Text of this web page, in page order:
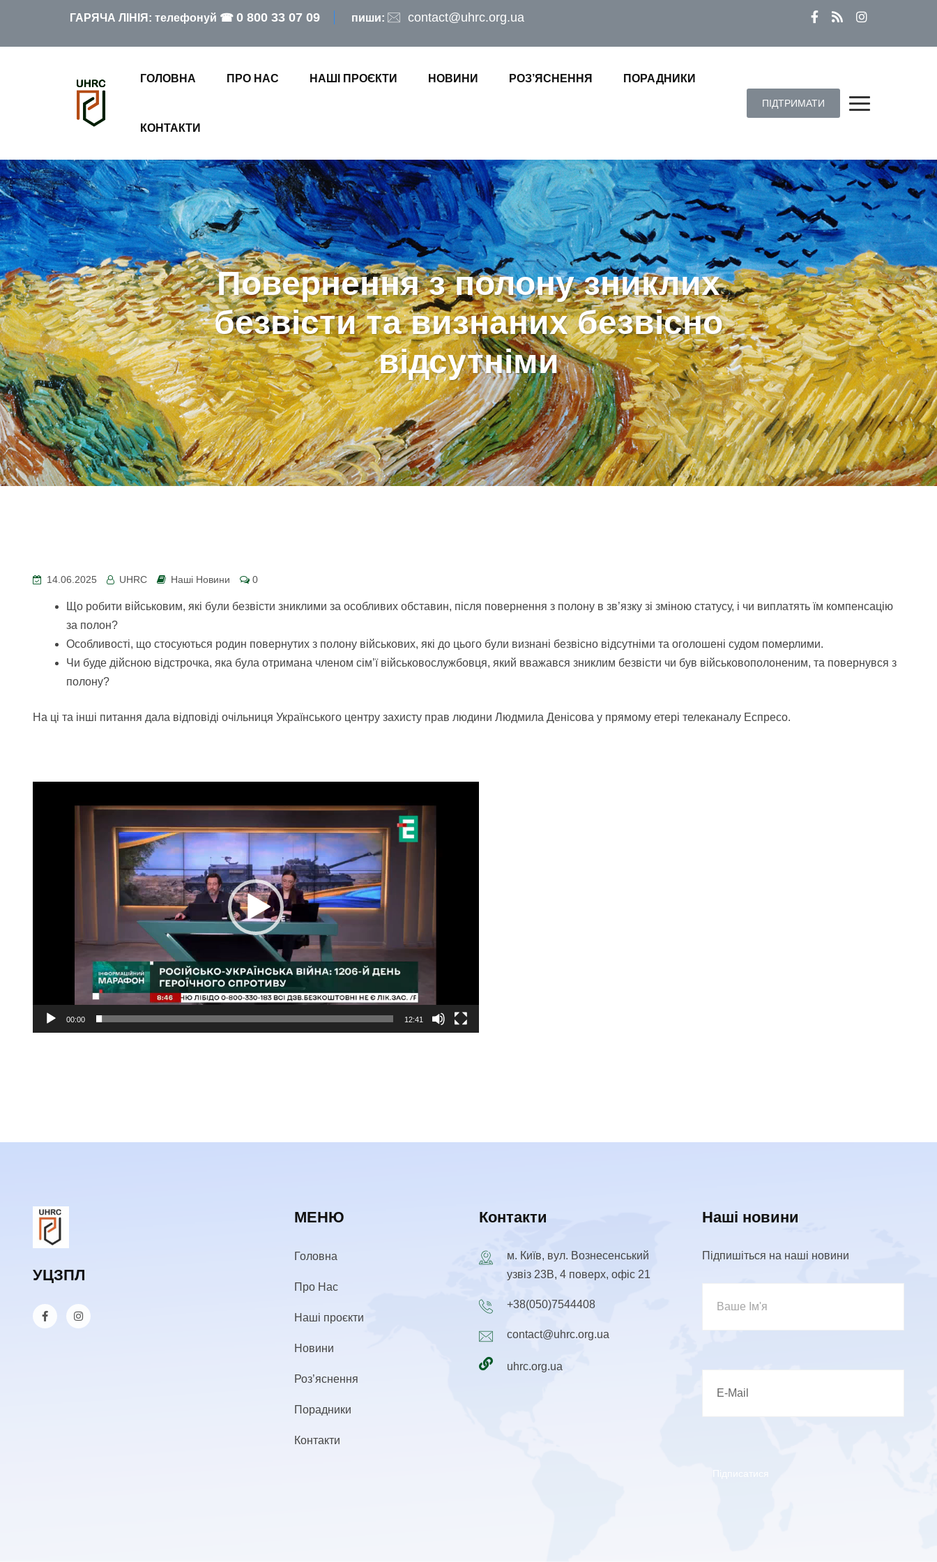
ГАРЯЧА ЛІНІЯ: телефонуй ☎ 0 800 33 07 09 пиши: contact@uhrc.org.ua
ГОЛОВНА ПРО НАС НАШІ ПРОЄКТИ НОВИНИ РОЗ’ЯСНЕННЯ ПОРАДНИКИ
КОНТАКТИ
ПІДТРИМАТИ
Повернення з полону зниклих
безвісти та визнаних безвісно
відсутніми
14.06.2025 UHRC Наші Новини 0
Що робити військовим, які були безвісти зниклими за особливих обставин, після повернення з полону в зв’язку зі зміною статусу, і чи виплатять їм компенсацію
за полон?
Особливості, що стосуються родин повернутих з полону військових, які до цього були визнані безвісно відсутніми та оголошені судом померлими.
Чи буде дійсною відстрочка, яка була отримана членом сім’ї військовослужбовця, який вважався зниклим безвісти чи був військовополоненим, та повернувся з
полону?
На ці та інші питання дала відповіді очільниця Українського центру захисту прав людини Людмила Денісова у прямому етері телеканалу Еспресо.
00:00 12:41
УЦЗПЛ
МЕНЮ
Головна
Про Нас
Наші проєкти
Новини
Роз’яснення
Порадники
Контакти
Контакти
м. Київ, вул. Вознесенський
узвіз 23В, 4 поверх, офіс 21
+38(050)7544408
contact@uhrc.org.ua
uhrc.org.ua
Наші новини
Підпишіться на наші новини